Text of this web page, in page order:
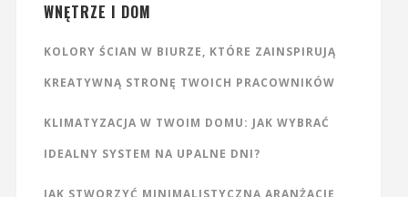
WNĘTRZE I DOM
KOLORY ŚCIAN W BIURZE, KTÓRE ZAINSPIRUJĄ
KREATYWNĄ STRONĘ TWOICH PRACOWNIKÓW
KLIMATYZACJA W TWOIM DOMU: JAK WYBRAĆ
IDEALNY SYSTEM NA UPALNE DNI?
JAK STWORZYĆ MINIMALISTYCZNĄ ARANŻACJĘ